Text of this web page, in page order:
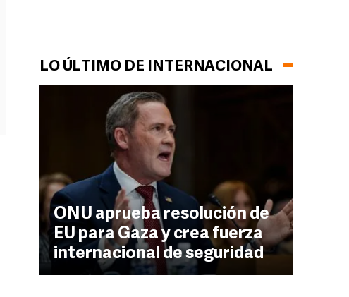
LO ÚLTIMO DE INTERNACIONAL
ONU aprueba resolución de
EU para Gaza y crea fuerza
internacional de seguridad